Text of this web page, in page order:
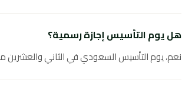
هل يوم التأسيس إجازة رسمية؟
نعم، يوم التأسيس السعودي في الثاني والعشرين